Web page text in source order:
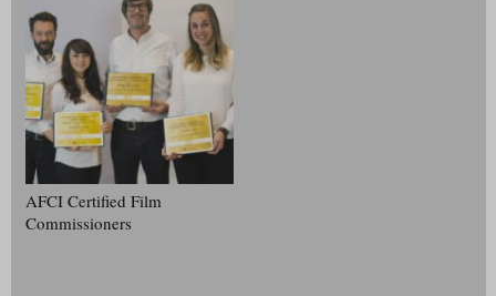
AFCI Certified Film
Commissioners